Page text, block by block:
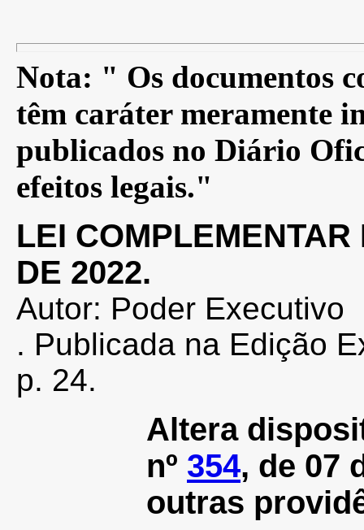
Nota: " Os documentos
têm caráter meramente
publicados no Diário
efeitos legais."
LEI COMPLEMENTAR
DE 2022.
Autor: Poder Executivo
. Publicada na Edição
p. 24.
Altera
nº 354, de 07
outras